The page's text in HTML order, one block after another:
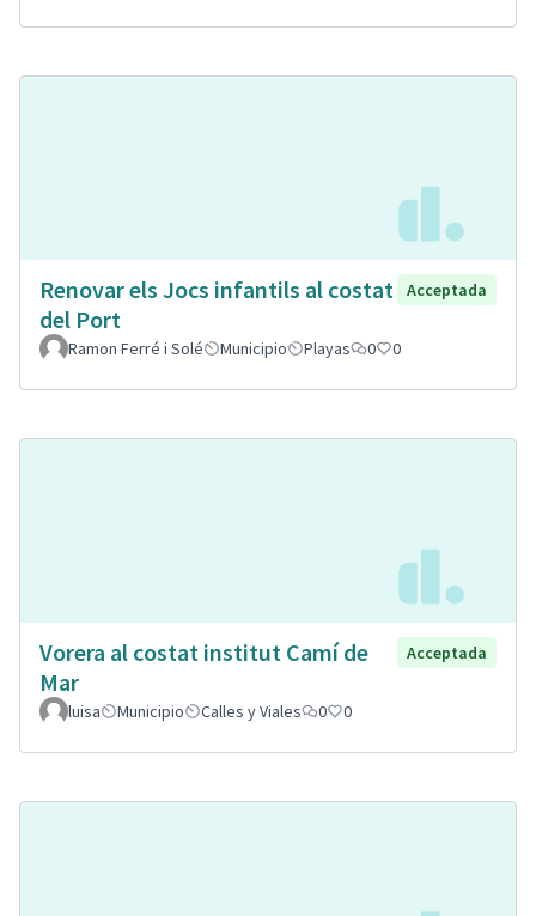
Renovar els Jocs infantils al costat
del Port
Acceptada
Ramon Ferré i Solé Municipio Playas 0 0
Vorera al costat institut Camí de
Mar
Acceptada
luisa Municipio Calles y Viales 0 0